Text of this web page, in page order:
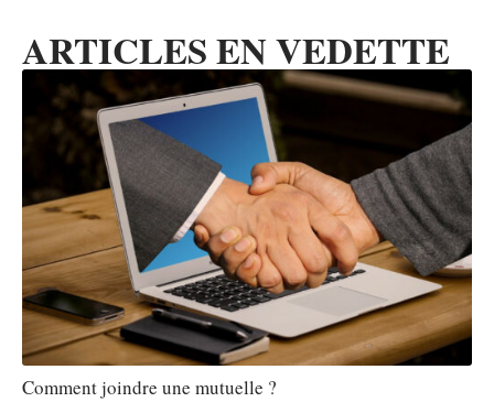
ARTICLES EN VEDETTE
Comment joindre une mutuelle ?